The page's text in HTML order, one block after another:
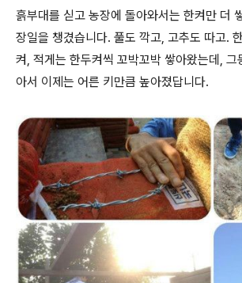
흙부대를 싣고 농장에 돌아와서는 한켜만 더
장일을 챙겼습니다. 풀도 깍고, 고추도 따고.
켜, 적게는 한두켜씩 꼬박꼬박 쌓아왔는데, 그
아서 이제는 어른 키만큼 높아졌답니다.